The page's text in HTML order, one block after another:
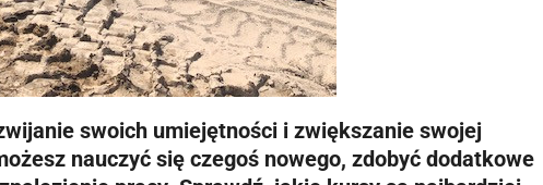
swoich umiejętności i zwiększanie swojej
nauczyć się czegoś nowego, zdobyć dodatkowe